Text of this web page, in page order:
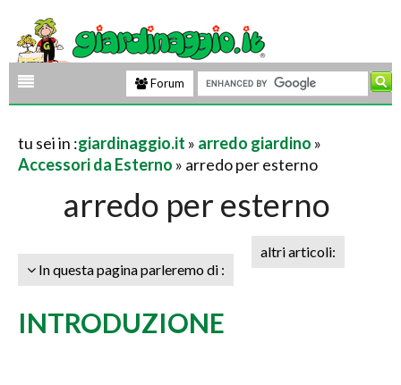
Forum
tu sei in :giardinaggio.it » arredo giardino »
Accessori da Esterno » arredo per esterno
arredo per esterno
In questa pagina parleremo di :
altri articoli:
INTRODUZIONE